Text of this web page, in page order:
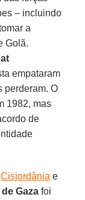
– incluindo
a
Golã.
empataram
perderam. O
1982, mas
de
Cisjordânia e
Gaza foi